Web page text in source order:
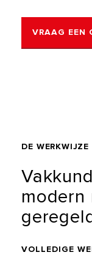
VRAAG EEN
DE WERKWIJZE
modern
VOLLEDIGE